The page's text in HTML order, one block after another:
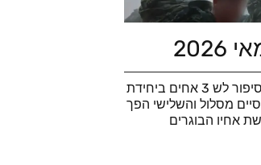
סוף מסלול יהלם מאי 2026 : הסיפור לש 3 אחים ביחידת
מסלול והשלישי הפך
אחיו הבוגרים